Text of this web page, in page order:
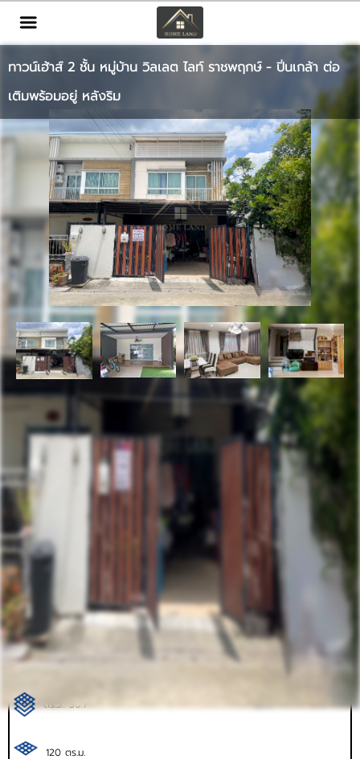
TH
เข้าสู่ระบบ สมัครสมาชิก
หน้าหลัก
ทรัพย์สิน
บริการ
ข่าวสาร
ติดต่อ
เพิ่มเติม
ทาวน์เฮ้าส์ 2 ชั้น หมู่บ้าน วิลเลต ไลท์ ราชพฤกษ์ - ปิ่นเกล้า ต่อ
เติมพร้อมอยู่ หลังริม
รหัสทรัพย์ BHL1039
อัพเดท9/5/2025 3:37 PM
ทาวน์เฮ้าส์ 2 ชั้น หมู่บ้าน วิลเลต ไลท์ ราชพฤกษ์ - ปิ่นเกล้า
ต่อเติมพร้อมอยู่ หลังริม
ที่ตั้ง:
124/73 ( ซอยสวนผัก 23 ) ราชพฤกษ์ ตำบลมหาสวัสดิ์
อำเภอบางกรวย จังหวัดนนทบุรี 11130
3,290,000.00 ฿
ตร.ว.: 30.7
120 ตร.ม.